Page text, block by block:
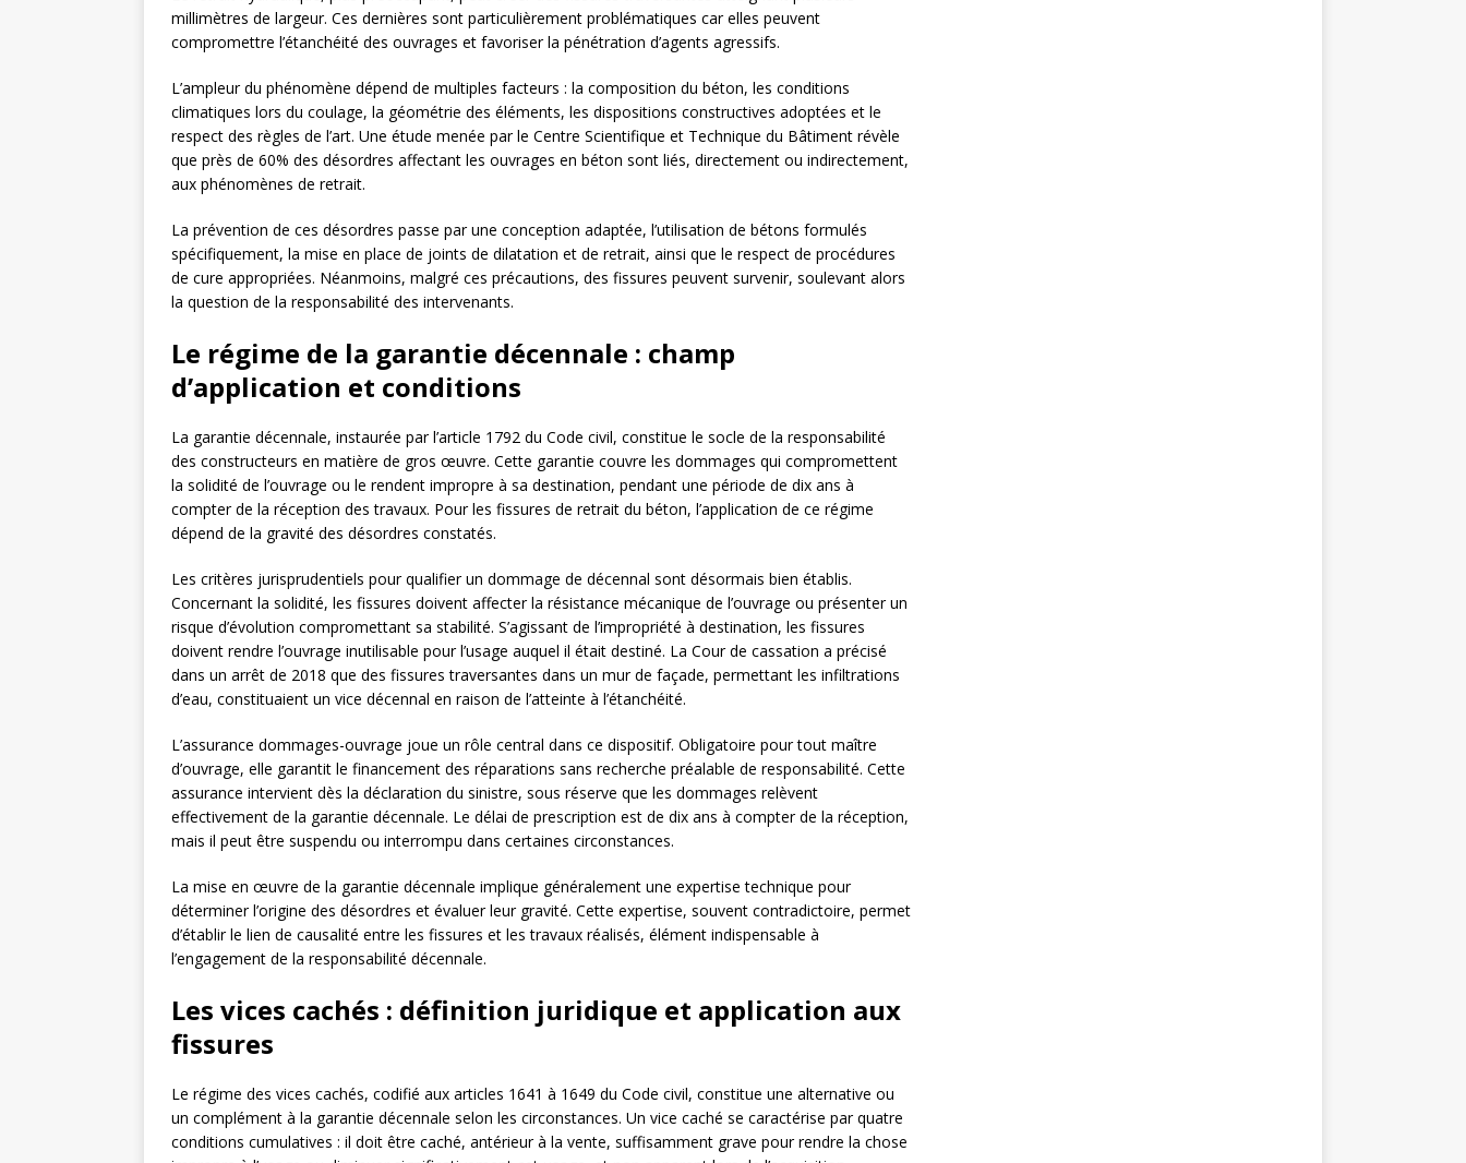
millimètres de largeur. Ces dernières sont particulièrement problématiques car elles peuvent
compromettre l’étanchéité des ouvrages et favoriser la pénétration d’agents agressifs.
L’ampleur du phénomène dépend de multiples facteurs : la composition du béton, les conditions
climatiques lors du coulage, la géométrie des éléments, les dispositions constructives adoptées et le
respect des règles de l’art. Une étude menée par le Centre Scientifique et Technique du Bâtiment révèle
que près de 60% des désordres affectant les ouvrages en béton sont liés, directement ou indirectement,
aux phénomènes de retrait.
La prévention de ces désordres passe par une conception adaptée, l’utilisation de bétons formulés
spécifiquement, la mise en place de joints de dilatation et de retrait, ainsi que le respect de procédures
de cure appropriées. Néanmoins, malgré ces précautions, des fissures peuvent survenir, soulevant alors
la question de la responsabilité des intervenants.
Le régime de la garantie décennale : champ
d’application et conditions
La garantie décennale, instaurée par l’article 1792 du Code civil, constitue le socle de la responsabilité
des constructeurs en matière de gros œuvre. Cette garantie couvre les dommages qui compromettent
la solidité de l’ouvrage ou le rendent impropre à sa destination, pendant une période de dix ans à
compter de la réception des travaux. Pour les fissures de retrait du béton, l’application de ce régime
dépend de la gravité des désordres constatés.
Les critères jurisprudentiels pour qualifier un dommage de décennal sont désormais bien établis.
Concernant la solidité, les fissures doivent affecter la résistance mécanique de l’ouvrage ou présenter un
risque d’évolution compromettant sa stabilité. S’agissant de l’impropriété à destination, les fissures
doivent rendre l’ouvrage inutilisable pour l’usage auquel il était destiné. La Cour de cassation a précisé
dans un arrêt de 2018 que des fissures traversantes dans un mur de façade, permettant les infiltrations
d’eau, constituaient un vice décennal en raison de l’atteinte à l’étanchéité.
L’assurance dommages-ouvrage joue un rôle central dans ce dispositif. Obligatoire pour tout maître
d’ouvrage, elle garantit le financement des réparations sans recherche préalable de responsabilité. Cette
assurance intervient dès la déclaration du sinistre, sous réserve que les dommages relèvent
effectivement de la garantie décennale. Le délai de prescription est de dix ans à compter de la réception,
mais il peut être suspendu ou interrompu dans certaines circonstances.
La mise en œuvre de la garantie décennale implique généralement une expertise technique pour
déterminer l’origine des désordres et évaluer leur gravité. Cette expertise, souvent contradictoire, permet
d’établir le lien de causalité entre les fissures et les travaux réalisés, élément indispensable à
l’engagement de la responsabilité décennale.
Les vices cachés : définition juridique et application aux
fissures
Le régime des vices cachés, codifié aux articles 1641 à 1649 du Code civil, constitue une alternative ou
un complément à la garantie décennale selon les circonstances. Un vice caché se caractérise par quatre
conditions cumulatives : il doit être caché, antérieur à la vente, suffisamment grave pour rendre la chose